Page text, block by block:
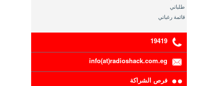
طلباتي
قائمة رغباتي
19419
info(at)radioshack.com.eg
فرص الشراكة